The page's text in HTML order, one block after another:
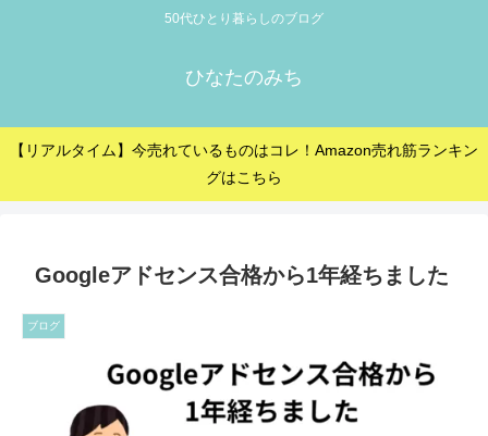
50代ひとり暮らしのブログ
ひなたのみち
【リアルタイム】今売れているものはコレ！Amazon売れ筋ランキン
グはこちら
Googleアドセンス合格から1年経ちました
ブログ